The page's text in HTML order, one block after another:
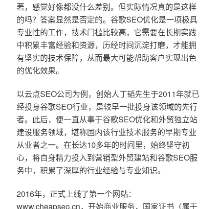
著，感觉好像都没什么差别。但实际情况真的是这样
的吗？答案显然是否定的。谷歌SEO优化是一项极具
专业性的工作，技术门槛比较高，它需要在长期实践
中积累丰富经验和资源，历经时间沉淀打磨，才能拥
有坚实的技术保障，从而最大可能帮助客户实现出色
的优化效果。
以云点SEO公司为例，创始人丁韬先生于2011年就已
经投身谷歌SEO行业，是较早一批投身该领域的先行
者。此后，便一直从事于谷歌SEO优化和外贸独立站
建设服务领域，堪称国内该行业技术服务的早期专业
从业者之一。在长达10多年的时间里，始终坚守初
心，将自身精力投入到营销型外贸建站和谷歌SEO服
务中，积累了深厚的行业经验与专业知识。
2016年，正式上线了第一个网站：
www.cheapseo.cn，开始商业服务，国家证书（属于